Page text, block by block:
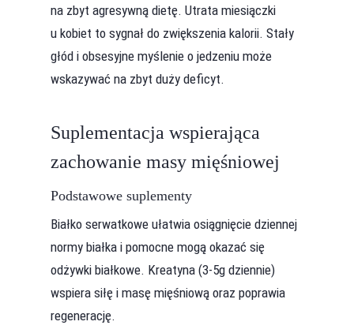
na zbyt agresywną dietę. Utrata miesiączki
u kobiet to sygnał do zwiększenia kalorii. Stały
głód i obsesyjne myślenie o jedzeniu może
wskazywać na zbyt duży deficyt.
Suplementacja wspierająca
zachowanie masy mięśniowej
Podstawowe suplementy
Białko serwatkowe ułatwia osiągnięcie dziennej
normy białka i pomocne mogą okazać się
odżywki białkowe. Kreatyna (3-5g dziennie)
wspiera siłę i masę mięśniową oraz poprawia
regenerację.